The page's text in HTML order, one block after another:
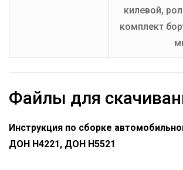
килевой,
комплект
Файлы для
Инструкция по сборке
ДОН Н4221, ДОН Н5521